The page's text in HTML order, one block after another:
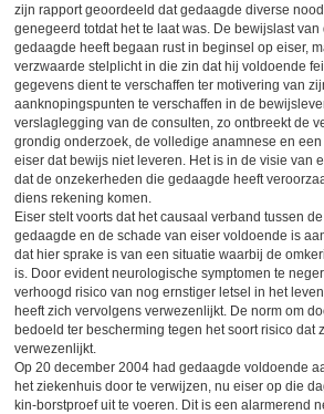
zijn rapport geoordeeld dat gedaagde diverse
genegeerd totdat het te laat was. De bewijslast
gedaagde heeft begaan rust in beginsel op eiser,
verzwaarde stelplicht in die zin dat hij voldoende
gegevens dient te verschaffen ter motivering van
aanknopingspunten te verschaffen in de
verslaglegging van de consulten, zo ontbreekt de
grondig onderzoek, de volledige anamnese en
eiser dat bewijs niet leveren. Het is in de visie van
dat de onzekerheden die gedaagde heeft
diens rekening komen.
Eiser stelt voorts dat het causaal verband tussen
gedaagde en de schade van eiser voldoende is
dat hier sprake is van een situatie waarbij de
is. Door evident neurologische symptomen te
verhoogd risico van nog ernstiger letsel in het
heeft zich vervolgens verwezenlijkt. De norm om
bedoeld ter bescherming tegen het soort risico dat
verwezenlijkt.
Op 20 december 2004 had gedaagde voldoende
het ziekenhuis door te verwijzen, nu eiser op die
kin-borstproef uit te voeren. Dit is een alarmerend